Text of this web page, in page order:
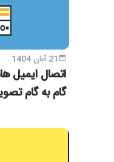
21 آبان 1404
اتصال ایمیل
گام به گام